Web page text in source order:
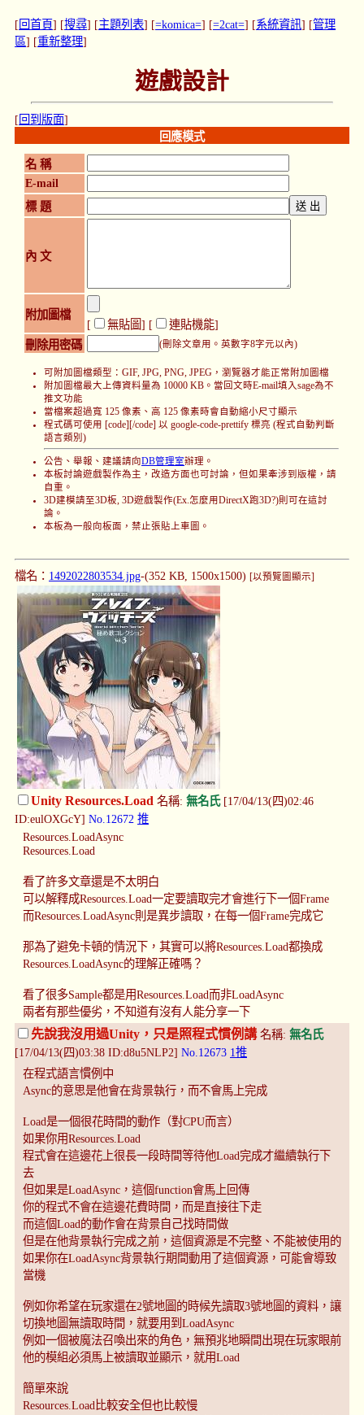
[ 回首頁] [搜尋] [主題列表] [=komica=] [=2cat=] [系統資訊] [管理
區] [重新整理]
遊戲設計
[ 回到版面]
回應模式
名 稱
E-mail
標 題
內 文
附加圖檔
[ 無貼圖] [ 連貼機能]
刪除用密碼
(刪除文章用。英數字8字元以內)
可附加圖檔類型：GIF, JPG, PNG, JPEG，瀏覽器才能正常附加圖檔
附加圖檔最大上傳資料量為 10000 KB。當回文時E-mail填入sage為不
推文功能
當檔案超過寬 125 像素、高 125 像素時會自動縮小尺寸顯示
程式碼可使用 [code][/code] 以 google-code-prettify 標亮 (程式自動判斷
語言類別)
公告、舉報、建議請向 DB管理室辦理。
本板討論遊戲製作為主，改造方面也可討論，但如果牽涉到版權，請
自重。
3D建模請至3D板, 3D遊戲製作(Ex.怎麼用DirectX跑3D?)則可在這討
論。
本板為一般向板面，禁止張貼上車圖。
檔名： 1492022803534.jpg-(352 KB, 1500x1500) [以預覽圖顯示]
Unity Resources.Load 名稱: 無名氏[17/04/13(四)02:46
ID:eulOXGcY] No.12672 推
Resources.LoadAsync
Resources.Load
看了許多文章還是不太明白
可以解釋成Resources.Load一定要讀取完才會進行下一個Frame
而Resources.LoadAsync則是異步讀取，在每一個Frame完成它
那為了避免卡頓的情況下，其實可以將Resources.Load都換成
Resources.LoadAsync的理解正確嗎？
看了很多Sample都是用Resources.Load而非LoadAsync
兩者有那些優劣，不知道有沒有人能分享一下
先說我沒用過Unity，只是照程式慣例講名稱: 無名氏
[17/04/13(四)03:38 ID:d8u5NLP2] No.12673 1推
在程式語言慣例中
Async的意思是他會在背景執行，而不會馬上完成
Load是一個很花時間的動作（對CPU而言）
如果你用Resources.Load
程式會在這邊花上很長一段時間等待他Load完成才繼續執行下
去
但如果是LoadAsync，這個function會馬上回傳
你的程式不會在這邊花費時間，而是直接往下走
而這個Load的動作會在背景自己找時間做
但是在他背景執行完成之前，這個資源是不完整、不能被使用的
如果你在LoadAsync背景執行期間動用了這個資源，可能會導致
當機
例如你希望在玩家還在2號地圖的時候先讀取3號地圖的資料，讓
切換地圖無讀取時間，就要用到LoadAsync
例如一個被魔法召喚出來的角色，無預兆地瞬間出現在玩家眼前
他的模組必須馬上被讀取並顯示，就用Load
簡單來說
Resources.Load比較安全但也比較慢